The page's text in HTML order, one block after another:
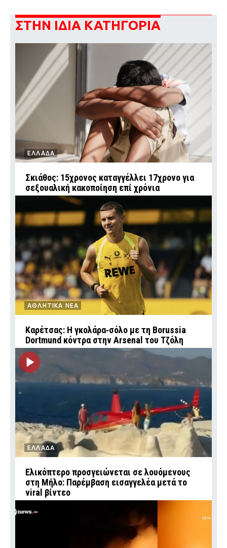
ΣΤΗΝ ΙΔΙΑ ΚΑΤΗΓΟΡΙΑ
ΕΛΛΑΔΑ
Σκιάθος: 15χρονος καταγγέλλει 17χρονο για
σεξουαλική κακοποίηση επί χρόνια
ΑΘΛΗΤΙΚΑ ΝΕΑ
Καρέτσας: Η γκολάρα‑σόλο με τη Borussia
Dortmund κόντρα στην Arsenal του Τζόλη
ΕΛΛΑΔΑ
Ελικόπτερο προσγειώνεται σε λουόμενους
στη Μήλο: Παρέμβαση εισαγγελέα μετά το
viral βίντεο